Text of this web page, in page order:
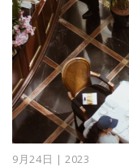
9月24日 | 2023